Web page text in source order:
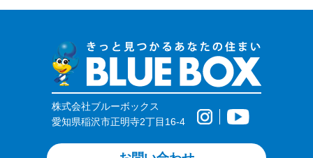
株式会社ブルーボックス
愛知県稲沢市正明寺2丁目16-4